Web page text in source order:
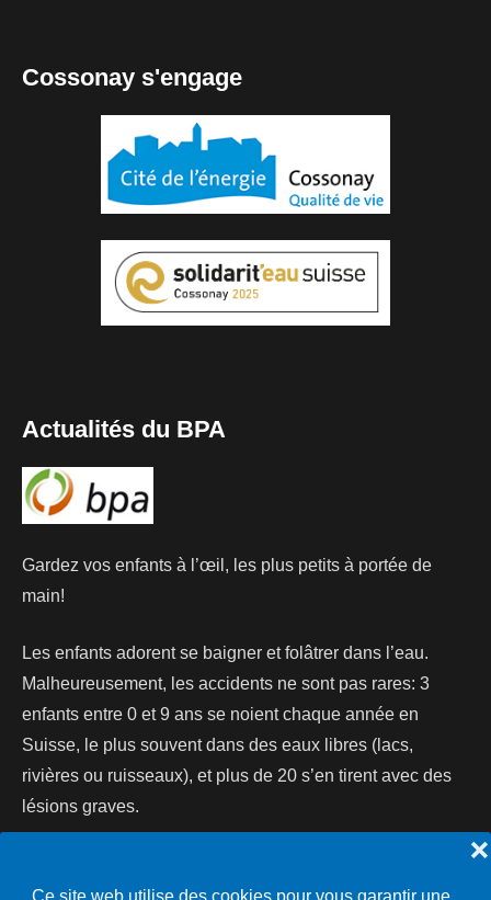
❌
Cossonay s'engage
Actualités du BPA
Gardez vos enfants à l’œil, les plus petits à portée de
main!
Les enfants adorent se baigner et folâtrer dans l’eau.
Malheureusement, les accidents ne sont pas rares: 3
enfants entre 0 et 9 ans se noient chaque année en
Suisse, le plus souvent dans des eaux libres (lacs,
rivières ou ruisseaux), et plus de 20 s’en tirent avec des
lésions graves.